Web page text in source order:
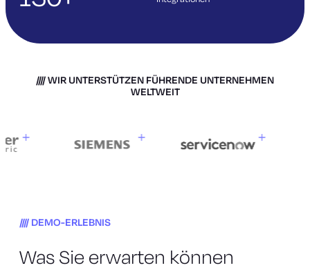
WIR UNTERSTÜTZEN FÜHRENDE UNTERNEHMEN
WELTWEIT
DEMO-ERLEBNIS
Was Sie erwarten können